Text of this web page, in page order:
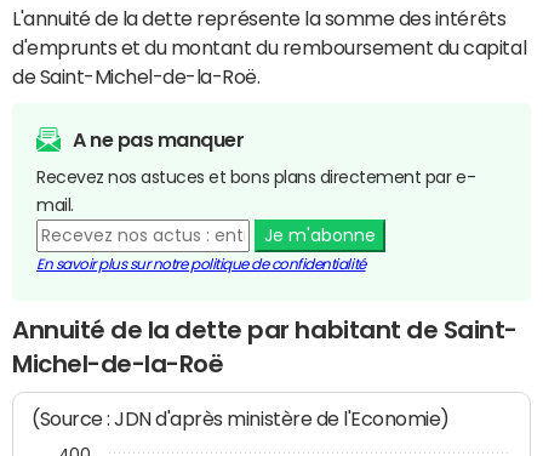
L'annuité de la dette représente la somme des intérêts
d'emprunts et du montant du remboursement du capital
de Saint-Michel-de-la-Roë.
A ne pas manquer
Recevez nos astuces et bons plans directement par e-
mail.
Je m'abonne
En savoir plus sur notre politique de confidentialité
Annuité de la dette par habitant de Saint-
Michel-de-la-Roë
(Source : JDN d'après ministère de l'Economie)